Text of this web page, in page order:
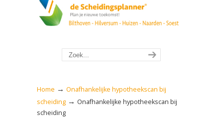
Home → Onafhankelijke hypotheekscan bij
scheiding → Onafhankelijke hypotheekscan bij
scheiding